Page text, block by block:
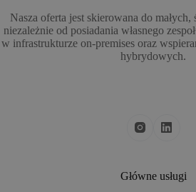
Nasza oferta jest skierowana do
niezależnie od posiadania własnego
w infrastrukturze on-premises oraz
hybrydowych.
Główne usługi